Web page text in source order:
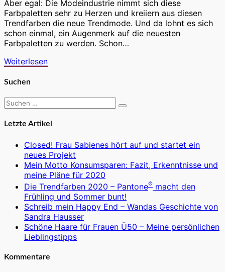
Aber egal: Die Modeindustrie nimmt sich diese
Farbpaletten sehr zu Herzen und kreiiern aus diesen
Trendfarben die neue Trendmode. Und da lohnt es sich
schon einmal, ein Augenmerk auf die neuesten
Farbpaletten zu werden. Schon…
WeiterlesenWeiterlesen
Suchen
Suchen
nach:
Suchen
Letzte Artikel
Closed! Frau Sabienes hört auf und startet ein
neues Projekt
Mein Motto Konsumsparen: Fazit, Erkenntnisse und
meine Pläne für 2020
Die Trendfarben 2020 – Pantone® macht den
Frühling und Sommer bunt!
Schreib mein Happy End – Wandas Geschichte von
Sandra Hausser
Schöne Haare für Frauen Ü50 – Meine persönlichen
Lieblingstipps
Kommentare